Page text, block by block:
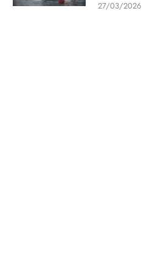
27/03/2026